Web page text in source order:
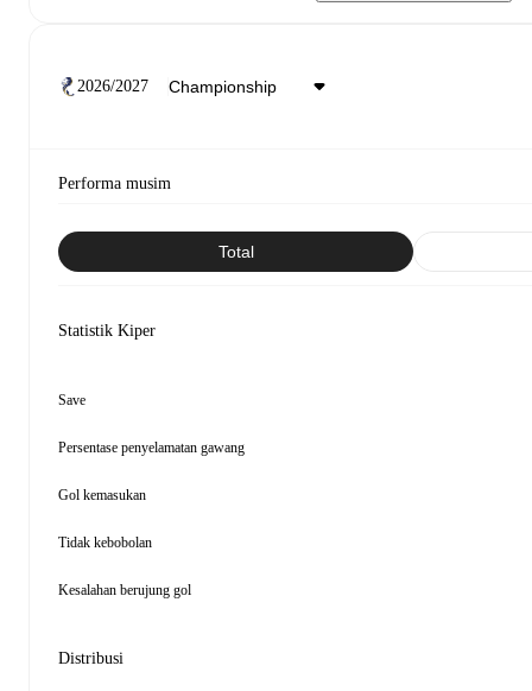
2026/2027
Performa musim
Total
Statistik Kiper
Save
Persentase penyelamatan gawang
Gol kemasukan
Tidak kebobolan
Kesalahan berujung gol
Distribusi